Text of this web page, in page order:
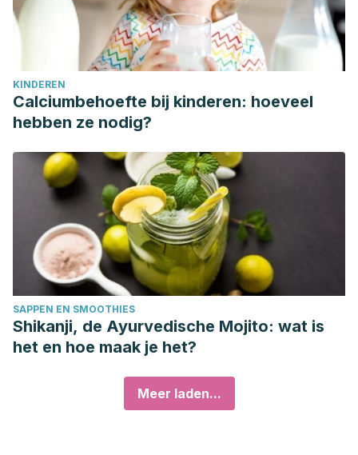
KINDEREN
Calciumbehoefte bij kinderen: hoeveel
hebben ze nodig?
SAPPEN EN SMOOTHIES
Shikanji, de Ayurvedische Mojito: wat is
het en hoe maak je het?
Meer laden...